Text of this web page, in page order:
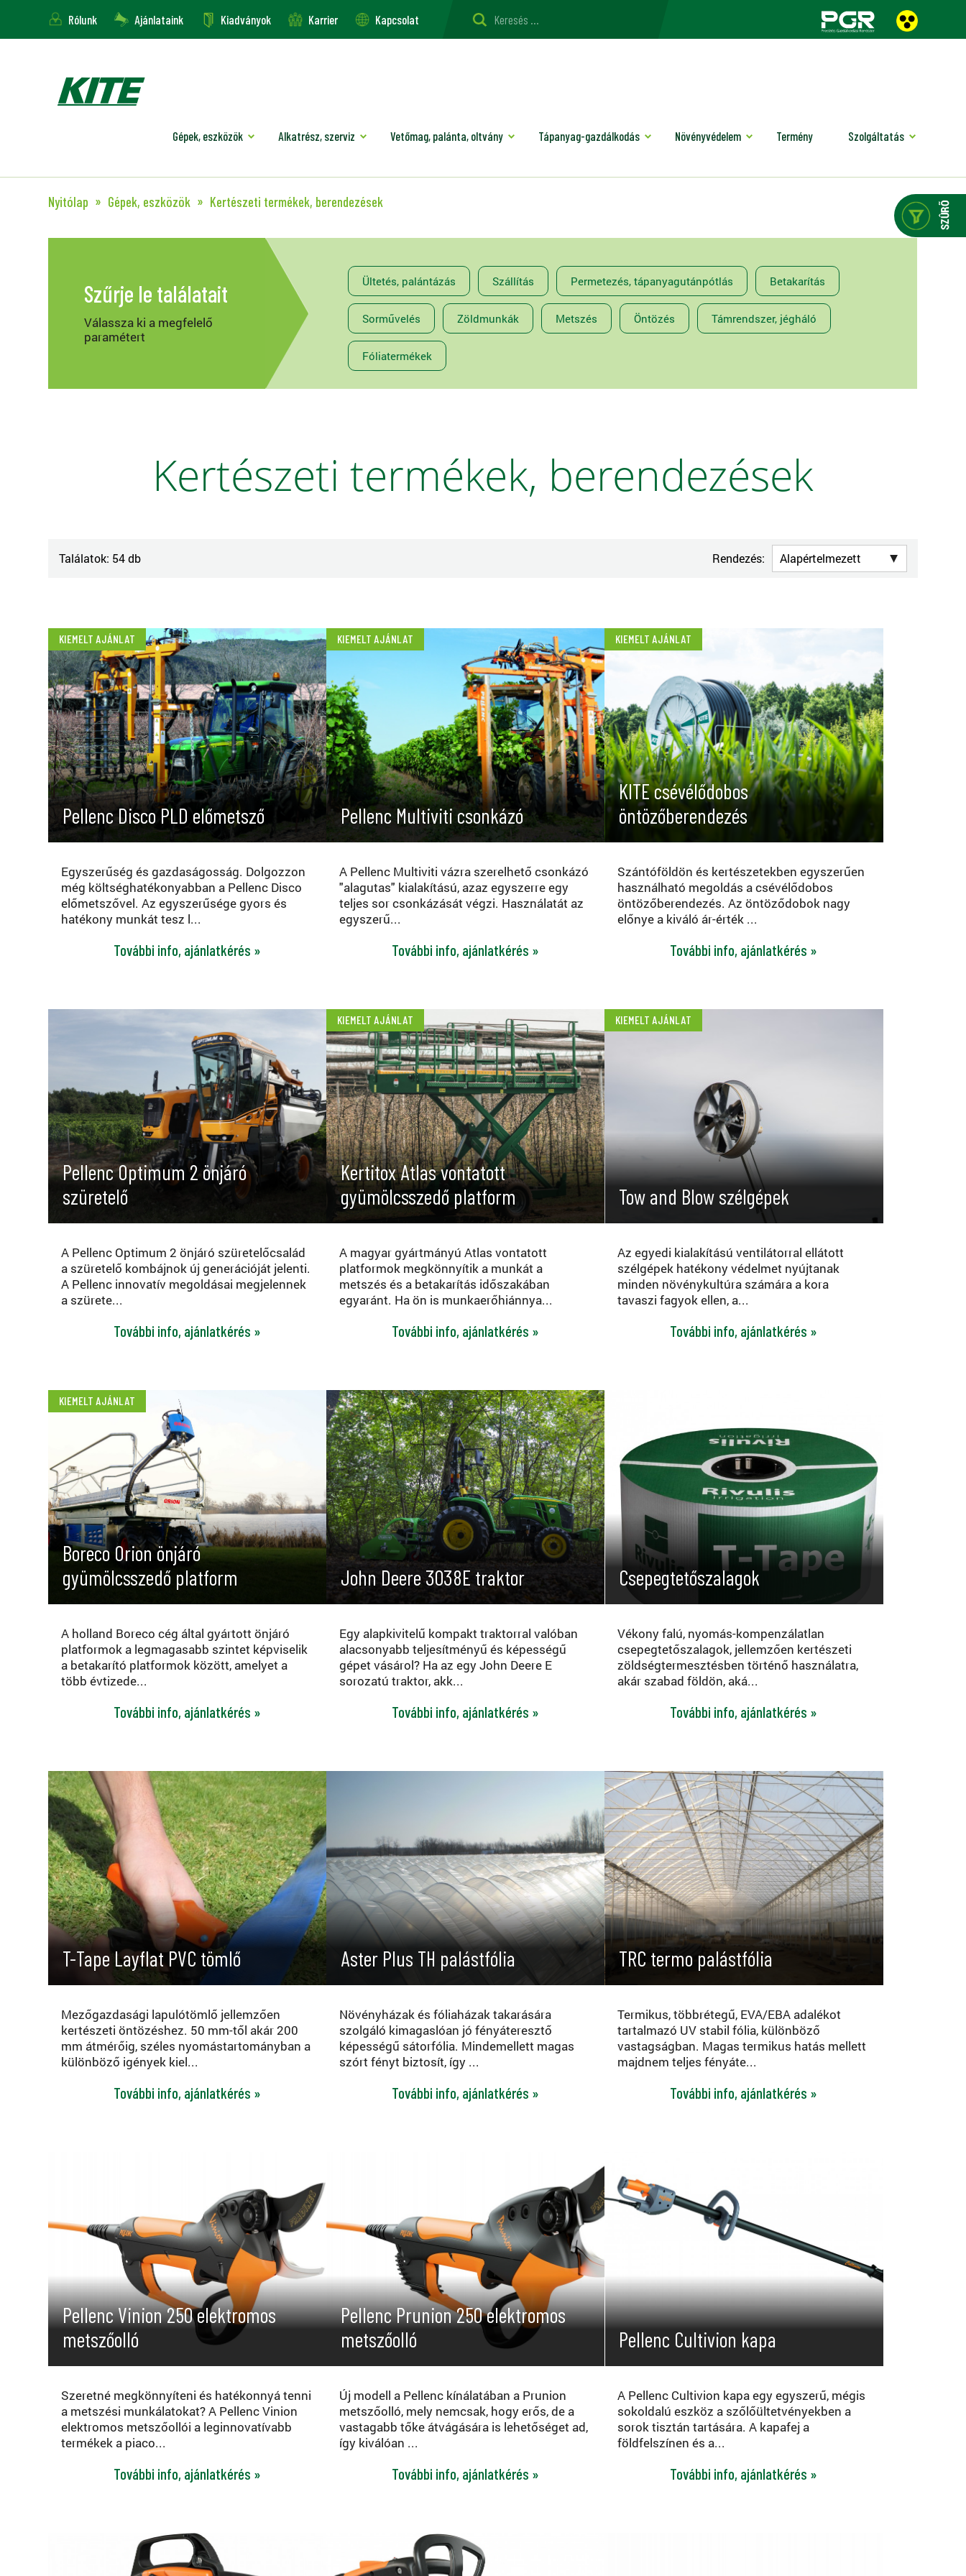
Rólunk Ajánlataink Kiadványok Karrier Kapcsolat
Gépek, eszközök Alkatrész, szerviz Vetőmag, palánta, oltvány Tápanyag-gazdálkodás Növényvédelem Termény Szolgáltatás
Nyitólap Gépek, eszközök Kertészeti termékek, berendezések
Szűrje le találatait
Válassza ki a megfelelő
paramétert
Ültetés, palántázás Szállítás Permetezés, tápanyagutánpótlás Betakarítás
Sorművelés Zöldmunkák Metszés Öntözés Támrendszer, jégháló
Fóliatermékek
Kertészeti termékek, berendezések
Találatok: 54 db Rendezés:
KIEMELT AJÁNLAT
Pellenc Disco PLD előmetsző
Egyszerűség és gazdaságosság. Dolgozzon
még költséghatékonyabban a Pellenc Disco
előmetszővel. Az egyszerűsége gyors és
hatékony munkát tesz l...
További info, ajánlatkérés »
KIEMELT AJÁNLAT
Pellenc Multiviti csonkázó
A Pellenc Multiviti vázra szerelhető csonkázó
"alagutas" kialakítású, azaz egyszerre egy
teljes sor csonkázását végzi. Használatát az
egyszerű...
További info, ajánlatkérés »
KIEMELT AJÁNLAT
KITE csévélődobos
öntözőberendezés
Szántóföldön és kertészetekben egyszerűen
használható megoldás a csévélődobos
öntözőberendezés. Az öntöződobok nagy
előnye a kiváló ár-érték ...
További info, ajánlatkérés »
Pellenc Optimum 2 önjáró
szüretelő
A Pellenc Optimum 2 önjáró szüretelőcsalád
a szüretelő kombájnok új generációját jelenti.
A Pellenc innovatív megoldásai megjelennek
a szürete...
További info, ajánlatkérés »
KIEMELT AJÁNLAT
Kertitox Atlas vontatott
gyümölcsszedő platform
A magyar gyártmányú Atlas vontatott
platformok megkönnyítik a munkát a
metszés és a betakarítás időszakában
egyaránt. Ha ön is munkaerőhiánnya...
További info, ajánlatkérés »
KIEMELT AJÁNLAT
Tow and Blow szélgépek
Az egyedi kialakítású ventilátorral ellátott
szélgépek hatékony védelmet nyújtanak
minden növénykultúra számára a kora
tavaszi fagyok ellen, a...
További info, ajánlatkérés »
KIEMELT AJÁNLAT
Boreco Orion önjáró
gyümölcsszedő platform
A holland Boreco cég által gyártott önjáró
platformok a legmagasabb szintet képviselik
a betakarító platformok között, amelyet a
több évtizede...
További info, ajánlatkérés »
John Deere 3038E traktor
Egy alapkivitelű kompakt traktorral valóban
alacsonyabb teljesítményű és képességű
gépet vásárol? Ha az egy John Deere E
sorozatú traktor, akk...
További info, ajánlatkérés »
Csepegtetőszalagok
Vékony falú, nyomás-kompenzálatlan
csepegtetőszalagok, jellemzően kertészeti
zöldségtermesztésben történő használatra,
akár szabad földön, aká...
További info, ajánlatkérés »
T-Tape Layflat PVC tömlő
Mezőgazdasági lapulótömlő jellemzően
kertészeti öntözéshez. 50 mm-től akár 200
mm átmérőig, széles nyomástartományban a
különböző igények kiel...
További info, ajánlatkérés »
Aster Plus TH palástfólia
Növényházak és fóliaházak takarására
szolgáló kimagaslóan jó fényáteresztő
képességű sátorfólia. Mindemellett magas
szórt fényt biztosít, így ...
További info, ajánlatkérés »
TRC termo palástfólia
Termikus, többrétegű, EVA/EBA adalékot
tartalmazó UV stabil fólia, különböző
vastagságban. Magas termikus hatás mellett
majdnem teljes fényáte...
További info, ajánlatkérés »
Pellenc Vinion 250 elektromos
metszőolló
Szeretné megkönnyíteni és hatékonnyá tenni
a metszési munkálatokat? A Pellenc Vinion
elektromos metszőollói a leginnovatívabb
termékek a piaco...
További info, ajánlatkérés »
Pellenc Prunion 250 elektromos
metszőolló
Új modell a Pellenc kínálatában a Prunion
metszőolló, mely nemcsak, hogy erős, de a
vastagabb tőke átvágására is lehetőséget ad,
így kiválóan ...
További info, ajánlatkérés »
Pellenc Cultivion kapa
A Pellenc Cultivion kapa egy egyszerű, mégis
sokoldalú eszköz a szőlőültetvényekben a
sorok tisztán tartására. A kapafej a
földfelszínen és a...
További info, ajánlatkérés »